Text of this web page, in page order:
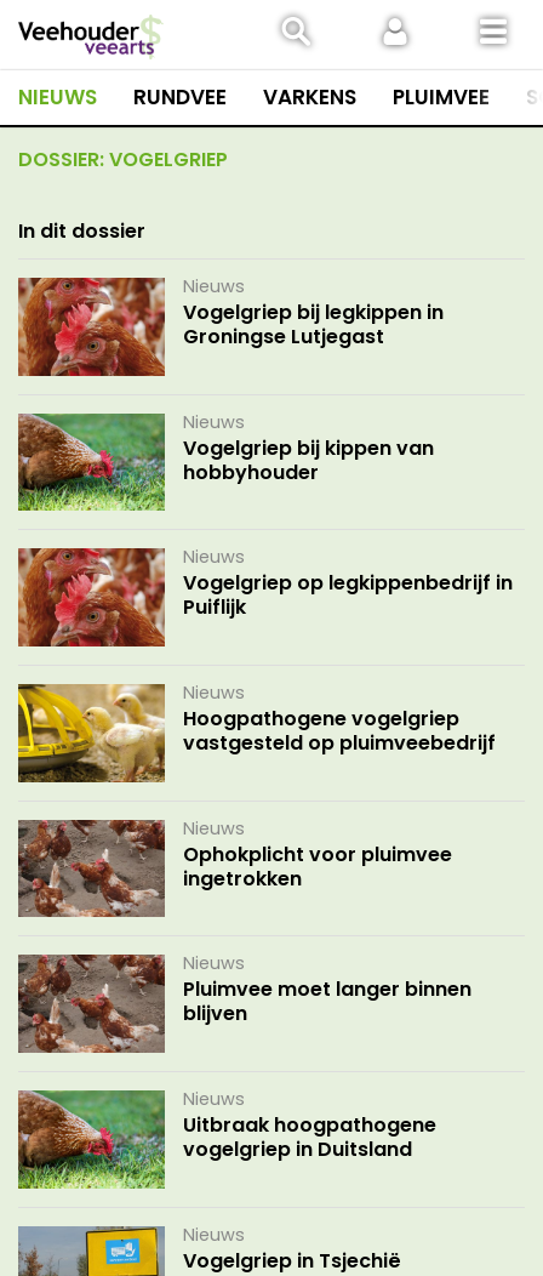
naar
inhoud
NIEUWS RUNDVEE VARKENS PLUIMVEE
DOSSIER:VOGELGRIEP
In dit dossier
Nieuws
Vogelgriep bij legkippen in
Groningse Lutjegast
Nieuws
Vogelgriep bij kippen van
hobbyhouder
Nieuws
Vogelgriep op legkippenbedrijf in
Puiflijk
Nieuws
Hoogpathogene vogelgriep
vastgesteld op pluimveebedrijf
Nieuws
Ophokplicht voor pluimvee
ingetrokken
Nieuws
Pluimvee moet langer binnen
blijven
Nieuws
Uitbraak hoogpathogene
vogelgriep in Duitsland
Nieuws
Vogelgriep in Tsjechië